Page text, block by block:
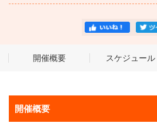
開催概要 スケジュール
開催概要